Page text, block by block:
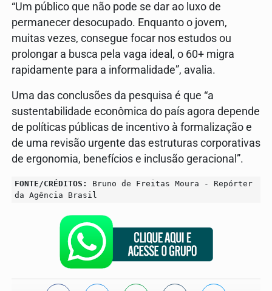
“Um público que não pode se dar ao luxo de
permanecer desocupado. Enquanto o jovem,
muitas vezes, consegue focar nos estudos ou
prolongar a busca pela vaga ideal, o 60+ migra
rapidamente para a informalidade”, avalia.
Uma das conclusões da pesquisa é que “a
sustentabilidade econômica do país agora depende
de políticas públicas de incentivo à formalização e
de uma revisão urgente das estruturas corporativas
de ergonomia, benefícios e inclusão geracional”.
FONTE/CRÉDITOS:
Bruno de Freitas Moura - Repórter
da Agência Brasil